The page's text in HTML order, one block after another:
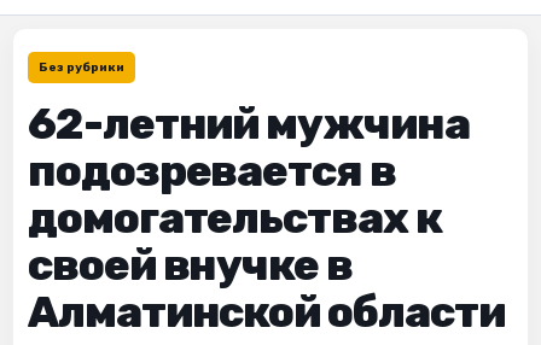
Без рубрики
62-летний мужчина
подозревается в
домогательствах к
своей внучке в
Алматинской области